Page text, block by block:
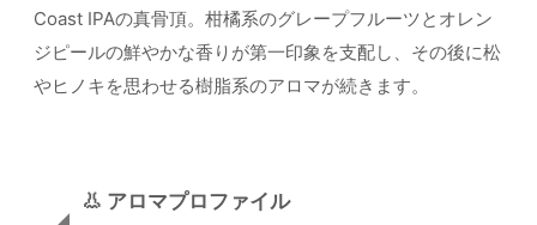
Coast IPAの真骨頂。柑橘系のグレープフルーツとオレン
ジピールの鮮やかな香りが第一印象を支配し、その後に松
やヒノキを思わせる樹脂系のアロマが続きます。
👃 アロマプロファイル